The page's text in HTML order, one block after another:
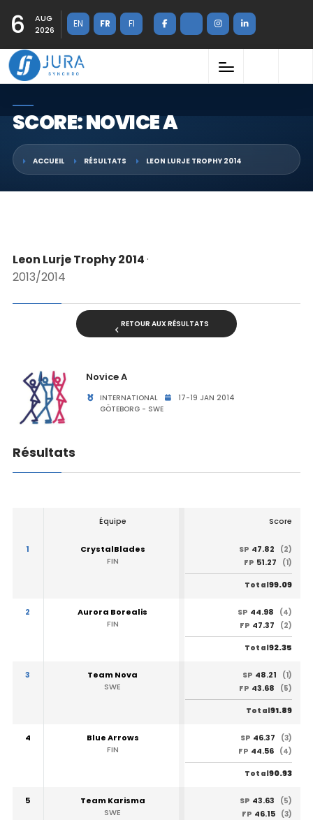
6
AUG
2026
EN FR FI
SCORE: NOVICE A
ACCUEIL RÉSULTATS LEON LURJE TROPHY 2014
Leon Lurje Trophy 2014·
2013/2014
RETOUR AUX RÉSULTATS
Novice A
INTERNATIONAL
17-19 JAN 2014
GÖTEBORG - SWE
Résultats
Équipe Score
1
CrystalBlades
FIN
SP 47.82
(2)
FP 51.27 (1)
Total99.09
2
Aurora Borealis
FIN
SP 44.98
(4)
FP 47.37 (2)
Total92.35
3
Team Nova
SWE
SP 48.21
(1)
FP 43.68 (5)
Total91.89
4
Blue Arrows
FIN
SP 46.37
(3)
FP 44.56 (4)
Total90.93
5
Team Karisma
SWE
SP 43.63
(5)
FP 46.15 (3)